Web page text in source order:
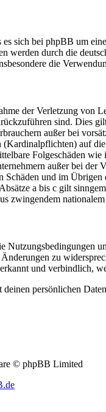
sich bei phpBB um
werden durch die
die
der Verletzung von
sind. Dies
außer bei
auf
Folgeschäden wie
außer bei der
Schäden und im
a bis c gilt
zwingendem
Nutzungsbedingungen
zu
und verbindlich,
persönlichen
© phpBB Limited